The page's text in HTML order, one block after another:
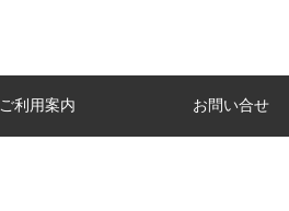
利用案内 お問い合せ